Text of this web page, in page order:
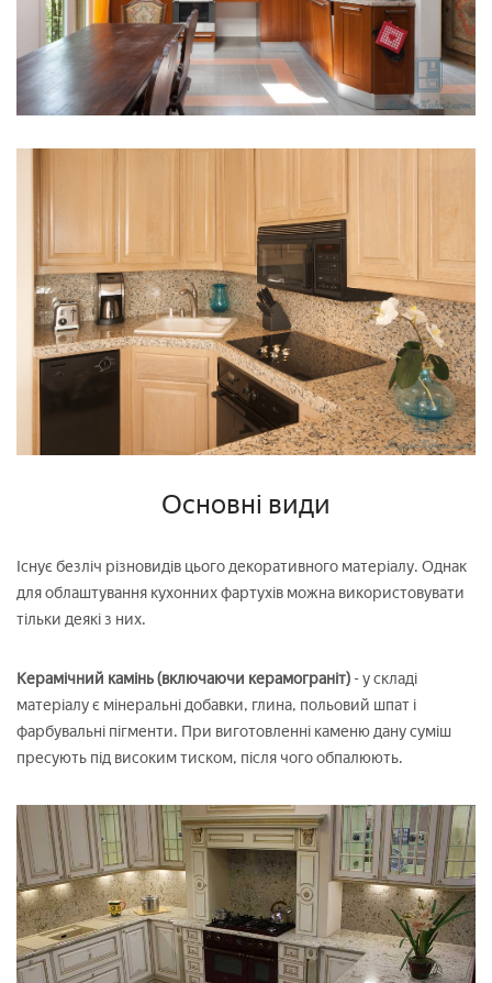
Основні види
Існує безліч різновидів цього декоративного матеріалу. Однак
для облаштування кухонних фартухів можна використовувати
тільки деякі з них.
Керамічний камінь (включаючи керамограніт) - у складі
матеріалу є мінеральні добавки, глина, польовий шпат і
фарбувальні пігменти. При виготовленні каменю дану суміш
пресують під високим тиском, після чого обпалюють.